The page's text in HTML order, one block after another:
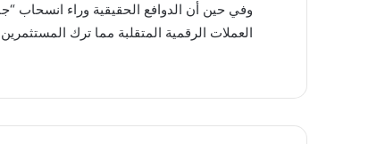
وفي حين أن الدوافع الحقيقية وراء انسحاب
العملات الرقمية المتقلبة مما ترك